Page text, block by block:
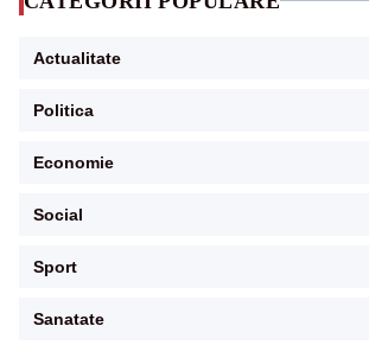
Actualitate
Politica
Economie
Social
Sport
Sanatate